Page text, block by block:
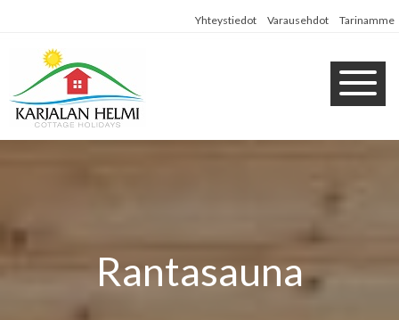
Yhteystiedot Varausehdot Tarinamme
Rantasauna